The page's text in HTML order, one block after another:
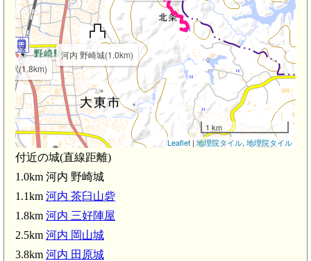
崎駅(1.8km)
河内 野崎城(1.0km)
1 km
Leaflet | 地理院タイル, 地理院タイル
付近の城(直線距離)
1.0km 河内 野崎城
1.1km 河内 茶臼山砦
1.8km 河内 三好陣屋
2.5km 河内 岡山城
3.8km 河内 田原城